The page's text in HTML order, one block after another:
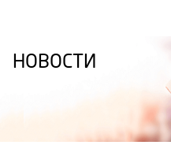
НОВОСТИ